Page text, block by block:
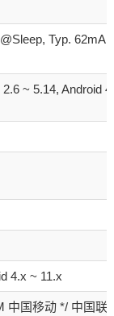
Typ. 62mA
~ 5.14, Android
4.x ~ 11.x
中国移动 */ 中国联